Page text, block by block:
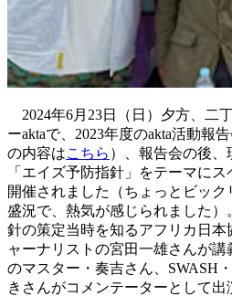
2024年6月23日（日）夕方、二
ーaktaで、2023年度のakta活動報
の内容はこちら ）、報告会の後、
「エイズ予防指針」をテーマに
開催されました（ちょっとビッ
盛況で、熱気が感じられました）
針の策定当時を知るアフリカ日
ャーナリストの宮田一雄さんが講
のマスター・奏吉さん、SWASH
きさんがコメンテーターとして